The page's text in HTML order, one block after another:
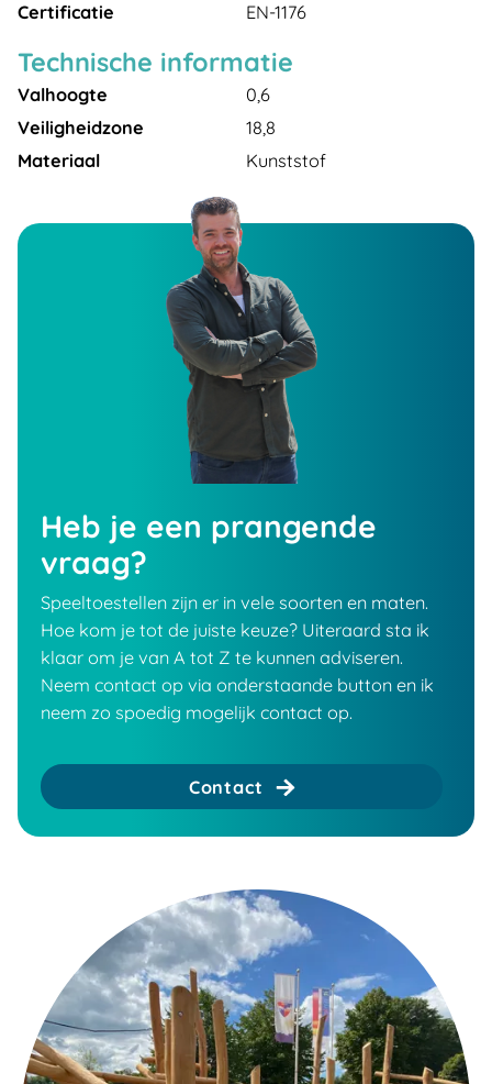
Certificatie
EN-1176
Technische informatie
Valhoogte
0,6
Veiligheidzone
18,8
Materiaal
Kunststof
Heb je een prangende
vraag?
Speeltoestellen zijn er in vele soorten en maten.
Hoe kom je tot de juiste keuze? Uiteraard sta ik
klaar om je van A tot Z te kunnen adviseren.
Neem contact op via onderstaande button en ik
neem zo spoedig mogelijk contact op.
Contact